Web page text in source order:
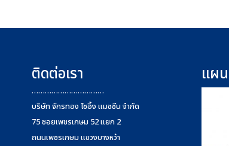
ติดต่อเรา
……………………………
บริษัท จักรทอง โซอิ้ง แมชชีน จำกัด
75 ซอยเพชรเกษม 52 แยก 2
ถนนเพชรเกษม แขวงบางหว้า
แผ